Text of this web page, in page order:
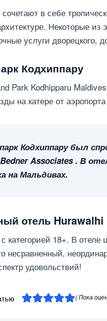
в себе
Некоторые
услуги
Кодхиппару
Park Kodhipparu
на катере от
Кодхиппару был
Associates . В
на Мальдивах.
отель Hurawalhi
категорией 18+. В
несравненный,
удовольствий!
( Пока